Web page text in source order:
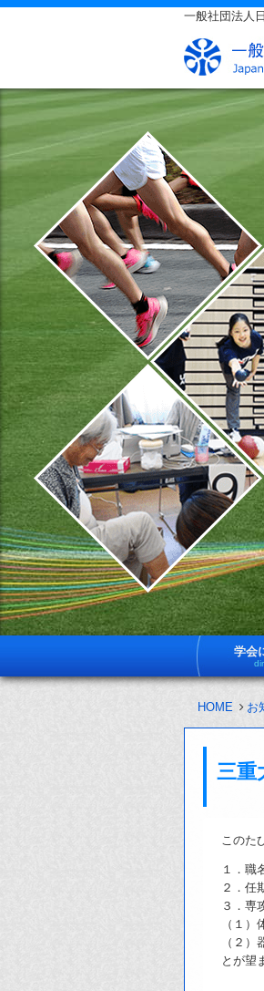
一般社団法人
学会
HOME お
三重
このた
１．職
２．任
３．専
（１
（２
とが望